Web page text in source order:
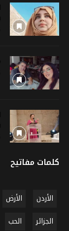
كلمات مفاتيح
الأردن الأرض
الجزائر
الحب